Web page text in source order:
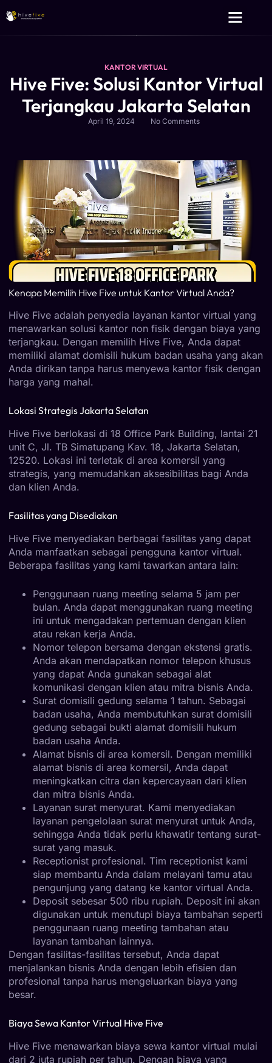
KANTOR VIRTUAL
Hive Five: Solusi Kantor Virtual
Terjangkau Jakarta Selatan
April 19, 2024 No Comments
Kenapa Memilih Hive Five untuk Kantor Virtual Anda?
Hive Five adalah penyedia layanan kantor virtual yang
menawarkan solusi kantor non fisik dengan biaya yang
terjangkau. Dengan memilih Hive Five, Anda dapat
memiliki alamat domisili hukum badan usaha yang akan
Anda dirikan tanpa harus menyewa kantor fisik dengan
harga yang mahal.
Lokasi Strategis Jakarta Selatan
Hive Five berlokasi di 18 Office Park Building, lantai 21
unit C, Jl. TB Simatupang Kav. 18, Jakarta Selatan,
12520. Lokasi ini terletak di area komersil yang
strategis, yang memudahkan aksesibilitas bagi Anda
dan klien Anda.
Fasilitas yang Disediakan
Hive Five menyediakan berbagai fasilitas yang dapat
Anda manfaatkan sebagai pengguna kantor virtual.
Beberapa fasilitas yang kami tawarkan antara lain:
Penggunaan ruang meeting selama 5 jam per
bulan. Anda dapat menggunakan ruang meeting
ini untuk mengadakan pertemuan dengan klien
atau rekan kerja Anda.
Nomor telepon bersama dengan ekstensi gratis.
Anda akan mendapatkan nomor telepon khusus
yang dapat Anda gunakan sebagai alat
komunikasi dengan klien atau mitra bisnis Anda.
Surat domisili gedung selama 1 tahun. Sebagai
badan usaha, Anda membutuhkan surat domisili
gedung sebagai bukti alamat domisili hukum
badan usaha Anda.
Alamat bisnis di area komersil. Dengan memiliki
alamat bisnis di area komersil, Anda dapat
meningkatkan citra dan kepercayaan dari klien
dan mitra bisnis Anda.
Layanan surat menyurat. Kami menyediakan
layanan pengelolaan surat menyurat untuk Anda,
sehingga Anda tidak perlu khawatir tentang surat-
surat yang masuk.
Receptionist profesional. Tim receptionist kami
siap membantu Anda dalam melayani tamu atau
pengunjung yang datang ke kantor virtual Anda.
Deposit sebesar 500 ribu rupiah. Deposit ini akan
digunakan untuk menutupi biaya tambahan seperti
penggunaan ruang meeting tambahan atau
layanan tambahan lainnya.
Dengan fasilitas-fasilitas tersebut, Anda dapat
menjalankan bisnis Anda dengan lebih efisien dan
profesional tanpa harus mengeluarkan biaya yang
besar.
Biaya Sewa Kantor Virtual Hive Five
Hive Five menawarkan biaya sewa kantor virtual mulai
dari 2 juta rupiah per tahun. Dengan biaya yang